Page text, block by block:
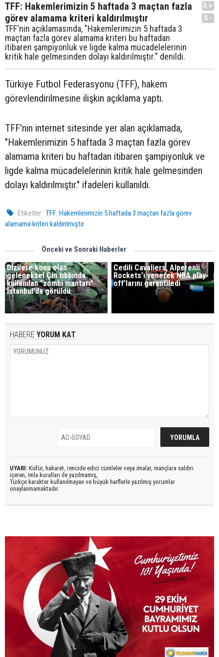
TFF: Hakemlerimizin 5 haftada 3 maçtan fazla
görev alamama kriteri kaldırılmıştır
TFF'nin açıklamasında, "Hakemlerimizin 5 haftada 3
maçtan fazla görev alamama kriteri bu haftadan
itibaren şampiyonluk ve ligde kalma mücadelelerinin
kritik hale gelmesinden dolayı kaldırılmıştır." denildi.
A+
A-
Türkiye Futbol Federasyonu (TFF), hakem
görevlendirilmesine ilişkin açıklama yaptı.
TFF'nin internet sitesinde yer alan açıklamada,
"Hakemlerimizin 5 haftada 3 maçtan fazla görev
alamama kriteri bu haftadan itibaren şampiyonluk ve
ligde kalma mücadelelerinin kritik hale gelmesinden
dolayı kaldırılmıştır." ifadeleri kullanıldı.
Etiketler : TFF: Hakemlerimizin 5 haftada 3 maçtan fazla görev
alamama kriteri kaldırılmıştır
Önceki ve Sonraki Haberler
Dizilere konu olan
geleneksel Çin tıbbında
kullanılan "zombi mantarı"
İstanbul'da görüldü
Cedili Cavaliers, Alperenli
Rockets'ı yenerek NBA play-
off'larını garantiledi
HABERE YORUM KAT
UYARI: Küfür, hakaret, rencide edici cümleler veya imalar, inançlara saldırı
içeren, imla kuralları ile yazılmamış,
Türkçe karakter kullanılmayan ve büyük harflerle yazılmış yorumlar
onaylanmamaktadır.